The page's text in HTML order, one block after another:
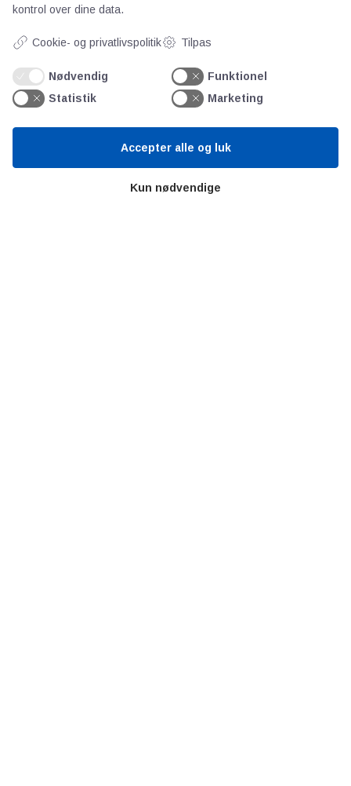
kontrol over dine data.
Cookie- og privatlivspolitik Tilpas
Nødvendig
Funktionel
Statistik
Marketing
Kun nødvendige
Accepter alle og luk